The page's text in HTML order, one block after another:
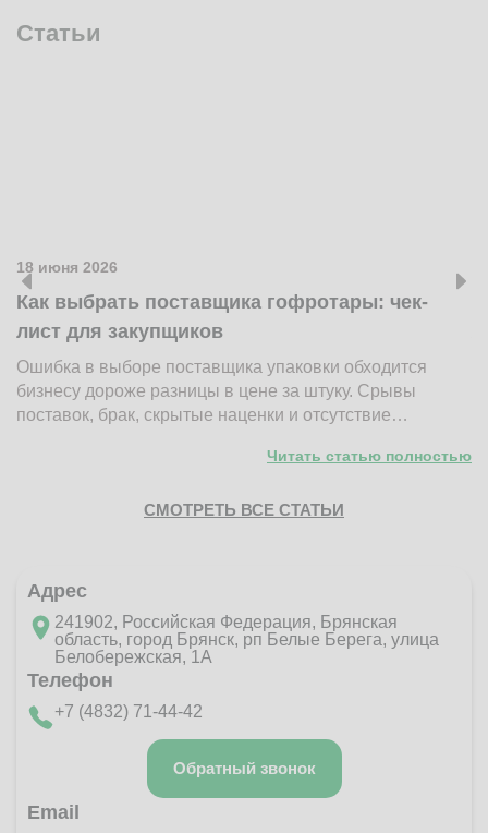
Статьи
18 июня 2026
Как выбрать поставщика гофротары: чек-
лист для закупщиков
Ошибка в выборе поставщика упаковки обходится
бизнесу дороже разницы в цене за штуку. Срывы
поставок, брак, скрытые наценки и отсутствие…
Читать статью полностью
СМОТРЕТЬ ВСЕ СТАТЬИ
Адрес
241902, Российская Федерация, Брянская
область, город Брянск, рп Белые Берега, улица
Белобережская, 1А
Телефон
+7 (4832) 71-44-42
Обратный звонок
Email